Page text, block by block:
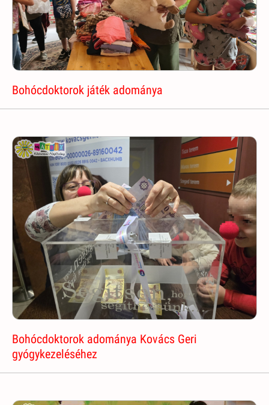
Bohócdoktorok játék adománya
Bohócdoktorok adománya Kovács Geri
gyógykezeléséhez